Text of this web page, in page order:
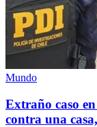
Mundo
Extraño caso
contra una